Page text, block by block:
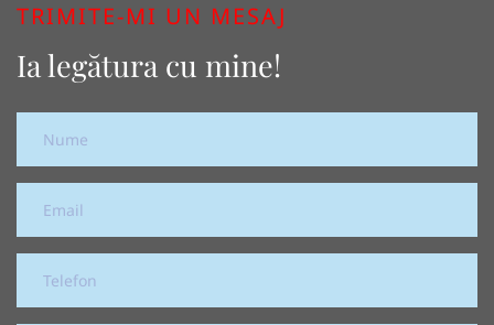
TRIMITE-MI UN MESAJ
Ia legătura cu mine!